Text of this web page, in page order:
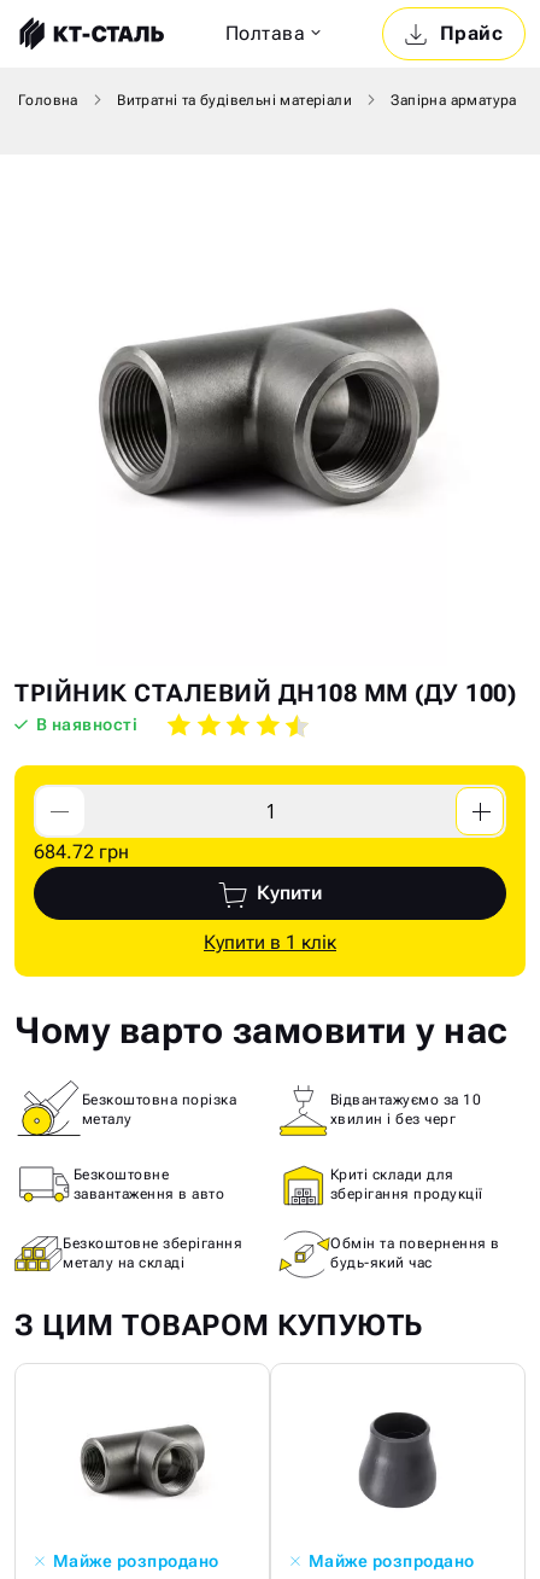
Прайс
Полтава
Головна Витратні та будівельні матеріали Запірна арматура
Skip
to
the
end
the
images
gallery
Skip
to
the
beginning
the
images
gallery
ТРІЙНИК СТАЛЕВИЙ ДН108 ММ (ДУ 100)
В наявності
684.72 грн
Купити
Купити в 1 клік
Чому варто замовити у нас
Безкоштовна порізка
металу
Відвантажуємо за 10
хвилин і без черг
Безкоштовне
завантаження в авто
Криті склади для
зберігання продукції
Безкоштовне зберігання
металу на складі
Обмін та повернення в
будь-який час
З ЦИМ ТОВАРОМ КУПУЮТЬ
Майже розпродано Майже розпродано